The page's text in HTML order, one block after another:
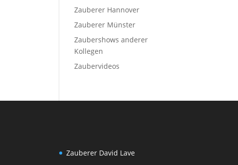
Zauberer Hannover
Zauberer Münster
Zaubershows anderer
Kollegen
Zaubervideos
Zauberer David Lave